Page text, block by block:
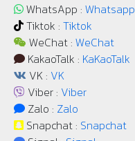
WhatsApp : Whatsapp
Tiktok : Tiktok
WeChat : WeChat
KakaoTalk : KaKaoTalk
VK : VK
Viber : Viber
Zalo : Zalo
Snapchat : Snapchat